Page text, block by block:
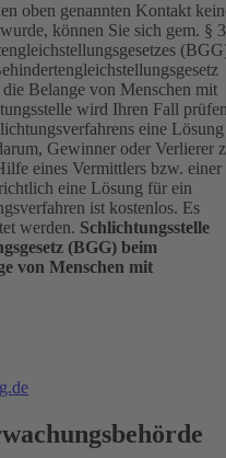
oben genannten Kontakt
können Sie sich gem. §
Belange von Menschen mit
wird Ihren Fall
eine Lösung
Gewinner oder Verlierer
eines Vermittlers bzw. einer
eine Lösung für ein
ist kostenlos. Es
werden. Schlichtungsstelle
(BGG) beim
von Menschen mit